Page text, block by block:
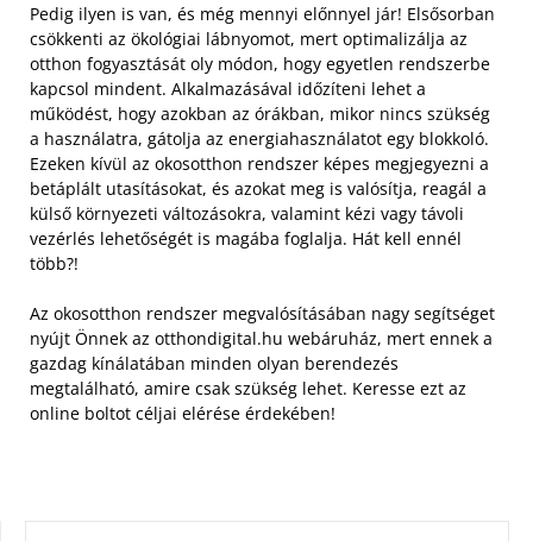
Pedig ilyen is van, és még mennyi előnnyel jár! Elsősorban
csökkenti az ökológiai lábnyomot, mert optimalizálja az
otthon fogyasztását oly módon, hogy egyetlen rendszerbe
kapcsol mindent. Alkalmazásával időzíteni lehet a
működést, hogy azokban az órákban, mikor nincs szükség
a használatra, gátolja az energiahasználatot egy blokkoló.
Ezeken kívül az okosotthon rendszer képes megjegyezni a
betáplált utasításokat, és azokat meg is valósítja, reagál a
külső környezeti változásokra, valamint kézi vagy távoli
vezérlés lehetőségét is magába foglalja. Hát kell ennél
több?!
Az okosotthon rendszer megvalósításában nagy segítséget
nyújt Önnek az otthondigital.hu webáruház, mert ennek a
gazdag kínálatában minden olyan berendezés
megtalálható, amire csak szükség lehet. Keresse ezt az
online boltot céljai elérése érdekében!